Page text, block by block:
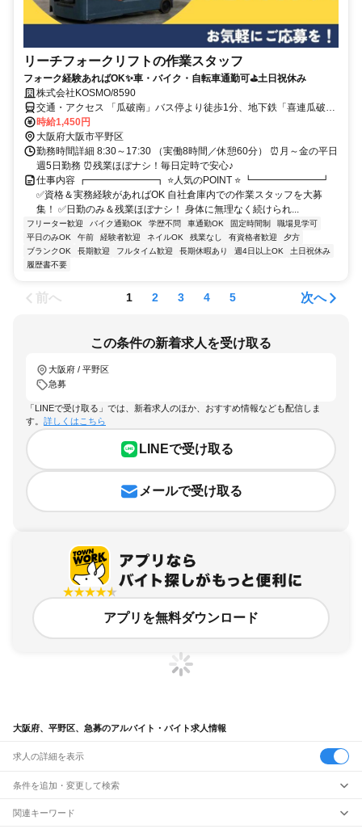
リーチフォークリフトの作業スタッフ
フォーク経験あればOK✨車・バイク・自転車通勤可⛳土日祝休み
株式会社KOSMO/8590
交通・アクセス 「瓜破南」バス停より徒歩1分、地下鉄「喜連瓜破
駅」より徒歩23分★車・バイク・自転車通勤OK
時給1,450円
大阪府大阪市平野区
勤務時間詳細 8:30～17:30 （実働8時間／休憩60分） ⏰月～金の平日
週5日勤務 ⏰残業ほぼナシ！毎日定時で安心♪
仕事内容 ┏━━━━━━━┓ ⭐人気のPOINT ⭐ ┗━━━━━━━┛
✅資格＆実務経験があればOK 自社倉庫内での作業スタッフを大募
集！ ✅日勤のみ＆残業ほぼナシ！ 身体に無理なく続けられ...
フリーター歓迎 バイク通勤OK 学歴不問 車通勤OK 固定時間制
職場見学可
平日のみOK
午前 経験者歓迎 ネイルOK 残業なし 有資格者歓迎
夕方
ブランクOK
長期歓迎 フルタイム歓迎 長期休暇あり 週4日以上OK
土日祝休み
履歴書不要
前へ 1 2 3 4 5 次へ
この条件の新着求人を受け取る
大阪府 / 平野区
急募
「LINEで受け取る」では、新着求人のほか、おすすめ情報なども配信しま
す。 詳しくはこちら
LINEで受け取る
メールで受け取る
アプリを無料ダウンロード
大阪府、平野区、急募のアルバイト・バイト求人情報
求人の詳細を表示
条件を追加・変更して検索
市区町村を追加・変更
関連キーワード